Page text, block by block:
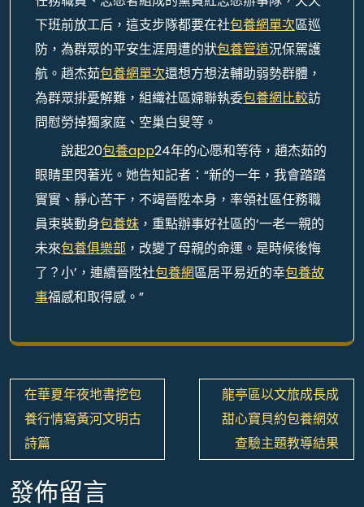
下班前放工后，這支步隊都要在社包養網單次區巡
防，為群眾的平安生涯周遭的狀包養管道況保駕護
航。趙杰茹包養網單次還想方想法輔助弱勢群體，
為群眾排憂解難，組織社區婦聯執委包養網比較訪
問慰勞掉獨家庭、空巢白叟等。
說起20包養app24年的心愿和等待，趙杰茹的
眼睛里閃著光。她告知記者：“新的一年，我會踏踏
實實、靜心苦干，不竭晉陞本身，率領社區任務職
員束裝動身包養妹 ，重點辦事好社區的‘一老一親的
未來包養俱樂部 ，改變了母親的命運。是時候後悔
了？小’，連續晉陞社包養網區居平易近的幸包養故
事福感和取得感。”
文
章
導
覽
在華夏年夜地書挖包
養行情寫黃河文明古
詩篇
龍亭區以文旅成長成
甜心寶貝約包養網效
查驗主題教導結果
發佈留言